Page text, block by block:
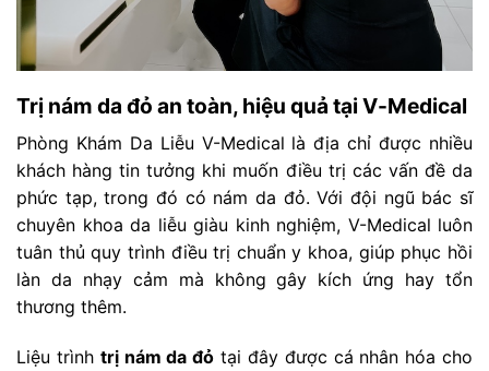
Trị nám da đỏ an toàn, hiệu quả tại V-Medical
Phòng Khám Da Liễu V-Medical là địa chỉ được nhiều
khách hàng tin tưởng khi muốn điều trị các vấn đề da
phức tạp, trong đó có nám da đỏ. Với đội ngũ bác sĩ
chuyên khoa da liễu giàu kinh nghiệm, V-Medical luôn
tuân thủ quy trình điều trị chuẩn y khoa, giúp phục hồi
làn da nhạy cảm mà không gây kích ứng hay tổn
thương thêm.
Liệu trình trị nám da đỏ tại đây được cá nhân hóa cho